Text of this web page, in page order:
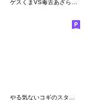
やる気ないコギのスタンプ